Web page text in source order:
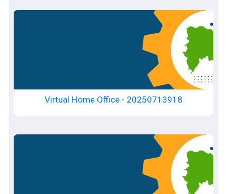
Virtual Home Office - 20250713918